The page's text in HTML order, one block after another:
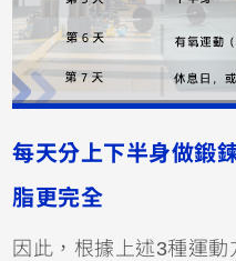
每天分上下半身做鍛
脂更完全
因此，根據上述3種運